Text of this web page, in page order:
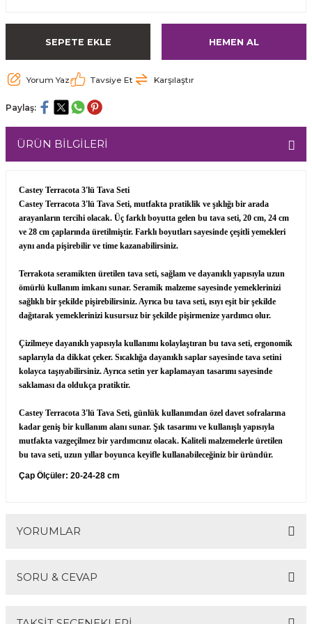
SEPETE EKLE HEMEN AL
Yorum Yaz Tavsiye Et Karşılaştır
Paylaş:
ÜRÜN BİLGİLERİ
Castey Terracota 3'lü Tava Seti
Castey Terracota 3'lü Tava Seti, mutfakta pratiklik ve şıklığı bir arada
arayanların tercihi olacak. Üç farklı boyutta gelen bu tava seti, 20 cm, 24 cm
ve 28 cm çaplarında üretilmiştir. Farklı boyutları sayesinde çeşitli yemekleri
aynı anda pişirebilir ve time kazanabilirsiniz.
Terrakota seramikten üretilen tava seti, sağlam ve dayanıklı yapısıyla uzun
ömürlü kullanım imkanı sunar. Seramik malzeme sayesinde yemeklerinizi
sağlıklı bir şekilde pişirebilirsiniz. Ayrıca bu tava seti, ısıyı eşit bir şekilde
dağıtarak yemeklerinizi kusursuz bir şekilde pişirmenize yardımcı olur.
Çizilmeye dayanıklı yapısıyla kullanımı kolaylaştıran bu tava seti, ergonomik
saplarıyla da dikkat çeker. Sıcaklığa dayanıklı saplar sayesinde tava setini
kolayca taşıyabilirsiniz. Ayrıca setin yer kaplamayan tasarımı sayesinde
saklaması da oldukça pratiktir.
Castey Terracota 3'lü Tava Seti, günlük kullanımdan özel davet sofralarına
kadar geniş bir kullanım alanı sunar. Şık tasarımı ve kullanışlı yapısıyla
mutfakta vazgeçilmez bir yardımcınız olacak. Kaliteli malzemelerle üretilen
bu tava seti, uzun yıllar boyunca keyifle kullanabileceğiniz bir üründür.
Çap Ölçüler: 20-24-28 cm
YORUMLAR
SORU & CEVAP